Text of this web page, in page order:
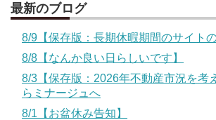
最新のブログ
8/9【保存版：長期休暇期間のサイトの
8/8【なんか良い日らしいです】
8/3【保存版：2026年不動産市況を考
らミナージュへ
8/1【お盆休み告知】